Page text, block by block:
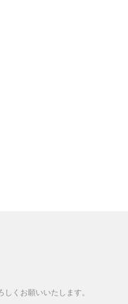
くお願いいたします。